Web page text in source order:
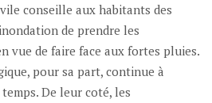
conseille aux habitants des
de prendre les
vue de faire face aux fortes pluies.
pour sa part, continue à
De leur coté, les